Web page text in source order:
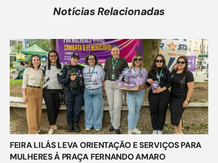
Notícias Relacionadas
FEIRA LILÁS LEVA ORIENTAÇÃO E SERVIÇOS PARA
MULHERES À PRAÇA FERNANDO AMARO